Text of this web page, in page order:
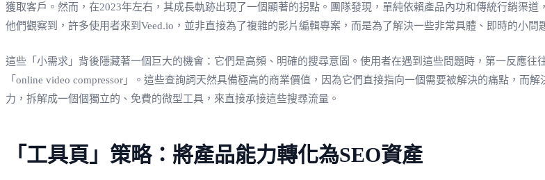
獲取客戶。然而，在2023年左右，其成長軌跡出現了一個顯著的拐點。團隊發現，單純依賴產品內功和傳統行銷渠
他們觀察到，許多使用者來到Veed.io，並非直接為了複雜的影片編輯專案，而是為了解決一些非常具體、即時的小
這些「小需求」背後隱藏著一個巨大的機會：它們是高頻、明確的搜尋意圖。使用者在遇到這些問題時，第一反應往
「online video compressor」。這些查詢詞天然具備極高的商業價值，因為它們直接指向一個需要被解決的痛點，而
力，拆解成一個個獨立的、免費的微型工具，來直接承接這些搜尋流量。
「工具頁」策略：將產品能力轉化為SEO資產